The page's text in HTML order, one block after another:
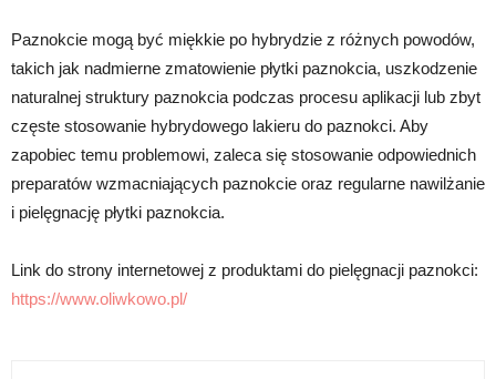
Paznokcie mogą być miękkie po hybrydzie z różnych powodów,
takich jak nadmierne zmatowienie płytki paznokcia, uszkodzenie
naturalnej struktury paznokcia podczas procesu aplikacji lub zbyt
częste stosowanie hybrydowego lakieru do paznokci. Aby
zapobiec temu problemowi, zaleca się stosowanie odpowiednich
preparatów wzmacniających paznokcie oraz regularne nawilżanie
i pielęgnację płytki paznokcia.
Link do strony internetowej z produktami do pielęgnacji paznokci:
https://www.oliwkowo.pl/